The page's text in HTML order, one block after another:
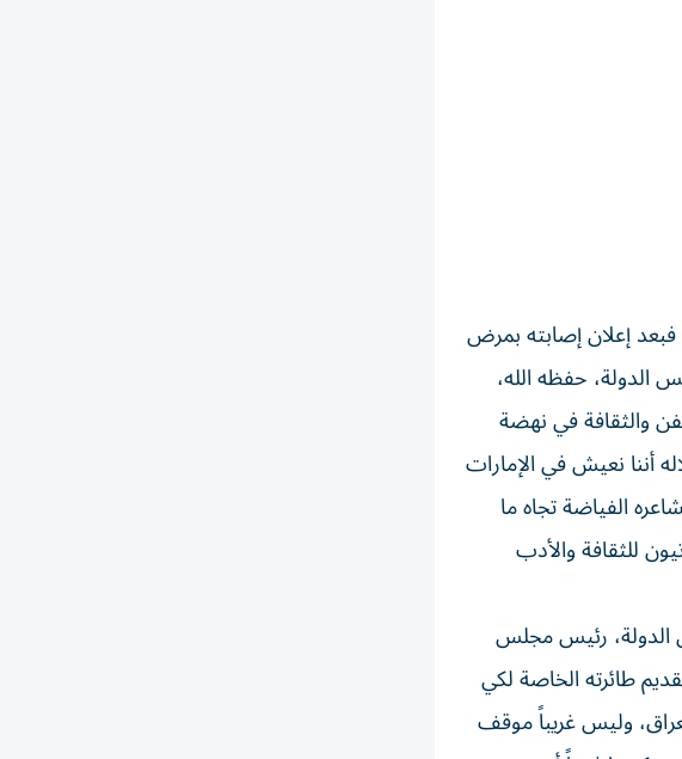
إعلان إصابته بمرض
الدولة، حفظه الله،
والثقافة في نهضة
أننا نعيش في الإمارات
الفياضة تجاه ما
للثقافة والأدب
رئيس مجلس
طائرته الخاصة لكي
وليس غريباً موقف